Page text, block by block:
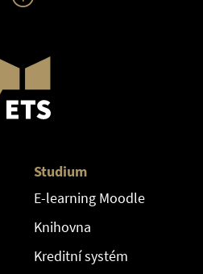
Studium
E-learning Moodle
Knihovna
Kreditní systém